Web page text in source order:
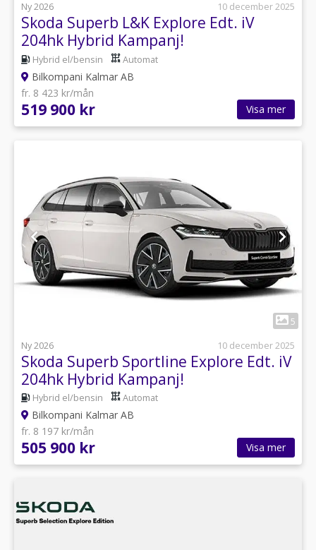
Ny 2026
10 december 2025
Skoda Superb L&K Explore Edt. iV
204hk Hybrid Kampanj!
Hybrid el/bensin Automat
Bilkompani Kalmar AB
fr. 8 423 kr/mån
519 900 kr Visa mer
5
Ny 2026
10 december 2025
Skoda Superb Sportline Explore Edt. iV
204hk Hybrid Kampanj!
Hybrid el/bensin Automat
Bilkompani Kalmar AB
fr. 8 197 kr/mån
505 900 kr Visa mer